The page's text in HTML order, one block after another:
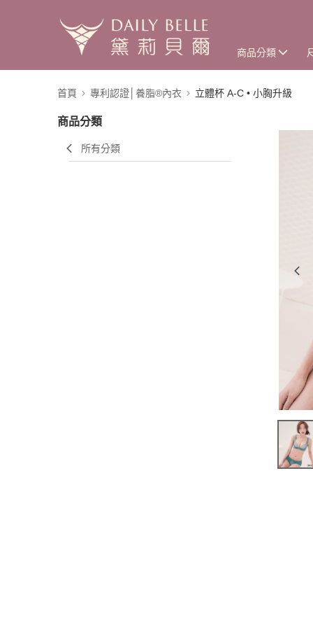
商品分類
首頁 專利認證│養脂®內衣 立體杯 A-C • 小胸升級
商品分類
所有分類